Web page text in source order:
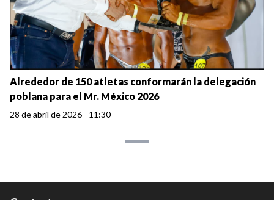
Alrededor de 150 atletas conformarán la delegación
poblana para el Mr. México 2026
28 de abril de 2026 - 11:30